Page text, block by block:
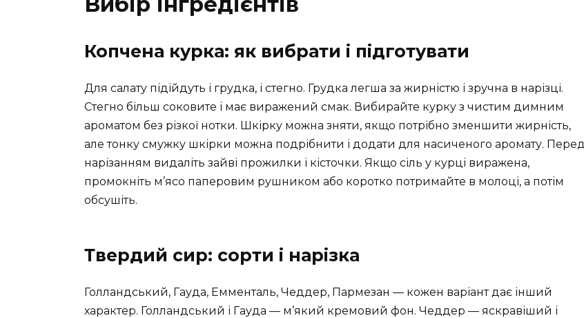
Копчена курка: як вибрати і підготувати
Для салату підійдуть і грудка, і стегно. Грудка легша за жирністю і зручна в нарізці.
Стегно більш соковите і має виражений смак. Вибирайте курку з чистим димним
ароматом без різкої нотки. Шкірку можна зняти, якщо потрібно зменшити жирність,
але тонку смужку шкірки можна подрібнити і додати для насиченого аромату. Перед
нарізанням видаліть зайві прожилки і кісточки. Якщо сіль у курці виражена,
промокніть м’ясо паперовим рушником або коротко потримайте в молоці, а потім
обсушіть.
Твердий сир: сорти і нарізка
Голландський, Гауда, Емменталь, Чеддер, Пармезан — кожен варіант дає інший
характер. Голландський і Гауда — м’який кремовий фон. Чеддер — яскравіший і